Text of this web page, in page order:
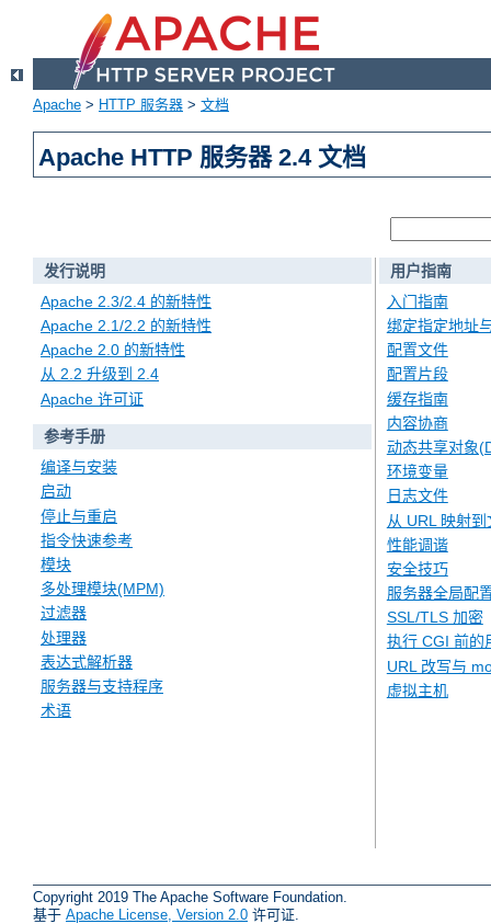
Apache > HTTP 服务器 > 文档
Apache HTTP 服务器 2.4 文档
发行说明
Apache 2.3/2.4 的新特性
Apache 2.1/2.2 的新特性
Apache 2.0 的新特性
从 2.2 升级到 2.4
Apache 许可证
参考手册
编译与安装
启动
停止与重启
指令快速参考
模块
多处理模块(MPM)
过滤器
处理器
表达式解析器
服务器与支持程序
术语
用户指南
入门指南
绑定指定地址
配置文件
配置片段
缓存指南
内容协商
动态共享对象
环境变量
日志文件
从 URL 映射
性能调谐
安全技巧
服务器全局配
SSL/TLS 加密
执行 CGI 前的
URL 改写与
虚拟主机
Copyright 2019 The Apache Software Foundation.
基于 Apache License, Version 2.0 许可证.